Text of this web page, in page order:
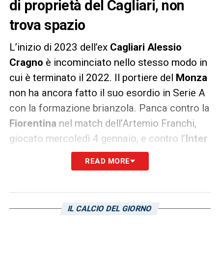
di proprietà del Cagliari, non
trova spazio
L’inizio di 2023 dell’ex Cagliari Alessio
Cragno è incominciato nello stesso modo in
cui è terminato il 2022. Il portiere del Monza
non ha ancora fatto il suo esordio in Serie A
con la formazione brianzola. Panca contro la
Fiorentina nel match dell’Artemio Franchi,
giocato mercoledì 4 gennaio, e contro l’Inter
all’U-Power Stadium. Troppo forte, al
momento, la concorrenza del collega
compenso, per l’estremo difensore classe
READ MORE
IL CALCIO DEL GIORNO